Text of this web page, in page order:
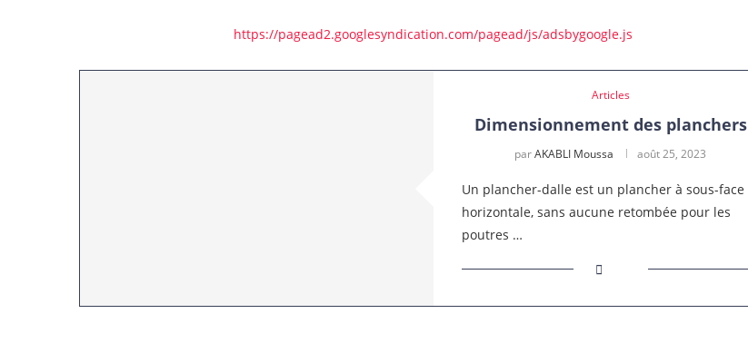
https://pagead2.googlesyndication.com/pagead/js/adsbygoogle.js
Articles
Dimensionnement des planchers
parAKABLI Moussa août 25, 2023
Un plancher-dalle est un plancher à sous-face
horizontale, sans aucune retombée pour les
poutres …